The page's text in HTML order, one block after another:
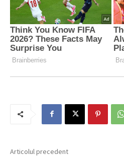
Articolul precedent